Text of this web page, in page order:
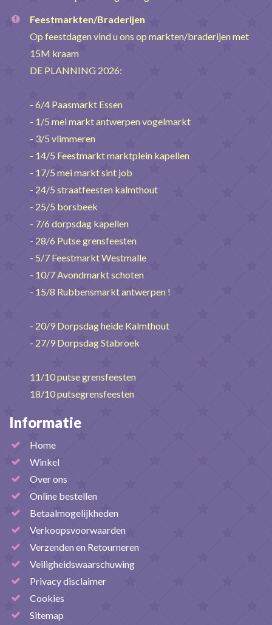
Feestmarkten/Braderijen
Op feestdagen vind u ons op markten/braderijen met
15M kraam
DE PLANNING 2026:
- 6/4 Paasmarkt Essen
- 1/5 mei markt antwerpen vogelmarkt
- 3/5 vlimmeren
- 14/5 Feestmarkt marktplein kapellen
- 17/5 mei markt sint job
- 24/5 straatfeesten kalmthout
- 25/5 borsbeek
- 7/6 dorpsdag kapellen
- 28/6 Putse grensfeesten
- 5/7 Feestmarkt Westmalle
- 10/7 Avondmarkt schoten
- 15/8 Rubbensmarkt antwerpen !
- 20/9 Dorpsdag heide Kalmthout
- 27/9 Dorpsdag Stabroek
11/10 putse grensfeesten
18/10 putsegrensfeesten
Informatie
Home
Winkel
Over ons
Online bestellen
Betaalmogelijkheden
Verkoopsvoorwaarden
Verzenden en Retourneren
Veiligheidswaarschuwing
Privacy disclaimer
Cookies
Sitemap